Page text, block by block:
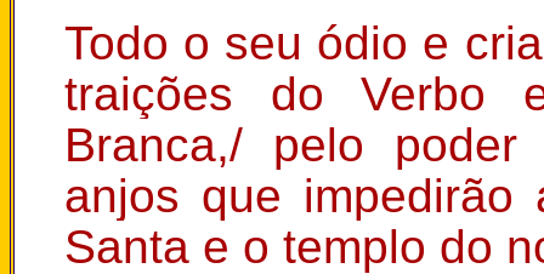
Todo o seu ódio e
traições do Verbo
Branca,/ pelo
anjos que impedirão
Santa e o templo do